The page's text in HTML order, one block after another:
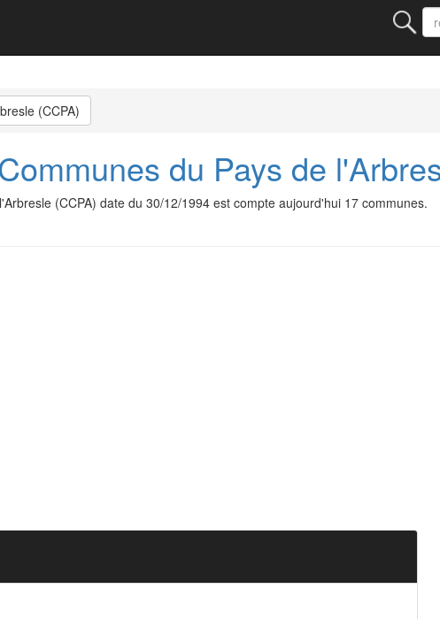
(CCPA)
du Pays de
(CCPA) date du 30/12/1994 est compte aujourd'hui 17 communes.